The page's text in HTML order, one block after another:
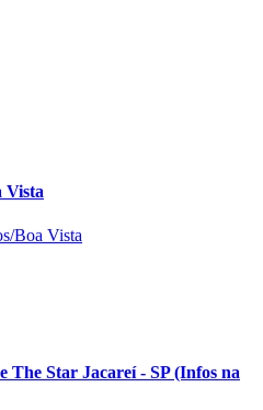
Vista
Boa Vista
The Star Jacareí - SP (Infos na